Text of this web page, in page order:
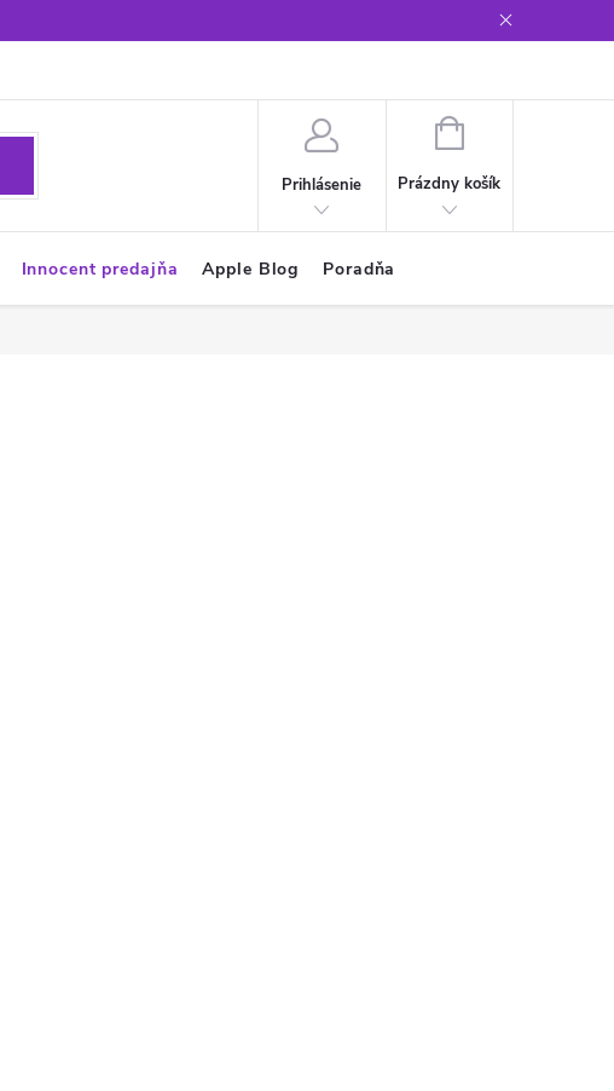
Prihlásenie
NÁKUPNÝ
Prázdny košík
Innocent predajňa Apple Blog Poradňa